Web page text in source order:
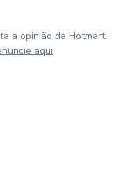
a opinião da Hotmart.
aqui